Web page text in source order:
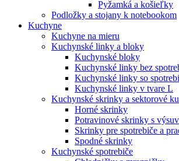
Pyžamká a košieľky
Podložky a stojany k notebookom
Kuchyne
Kuchyne na mieru
Kuchynské linky a bloky
Kuchynské bloky
Kuchynské linky bez
Kuchynské linky so
Kuchynské linky v tvare L
Kuchynské skrinky a sektorové
Horné skrinky
Potravinové skrinky s
Skrinky pre spotrebiče a
Spodné skrinky
Kuchynské spotrebiče